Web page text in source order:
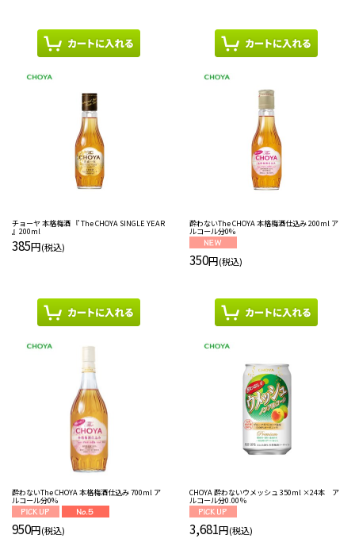
チョーヤ 本格梅酒 『 The CHOYA SINGLE YEAR
』200ml
385円(税込)
酔わないThe CHOYA 本格梅酒仕込み 200ml ア
ルコール分0%
350円(税込)
酔わないThe CHOYA 本格梅酒仕込み 700ml ア
ルコール分0%
950円(税込)
CHOYA 酔わないウメッシュ 350ml ×24本 ア
ルコール分0.00％
3,681円(税込)